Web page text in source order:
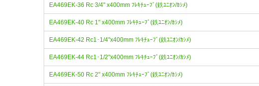
EA469EK-36 Rc 3/4" x400mm ﾌﾚｷﾁｭｰﾌﾞ(鉄ﾕﾆｵﾝ/ｶｼﾒ)
EA469EK-40 Rc 1" x400mm ﾌﾚｷﾁｭｰﾌﾞ(鉄ﾕﾆｵﾝ/ｶｼﾒ)
EA469EK-42 Rc1･1/4"x400mm ﾌﾚｷﾁｭｰﾌﾞ(鉄ﾕﾆｵﾝ/ｶｼﾒ)
EA469EK-44 Rc1･1/2"x400mm ﾌﾚｷﾁｭｰﾌﾞ(鉄ﾕﾆｵﾝ/ｶｼﾒ)
EA469EK-50 Rc 2" x400mm ﾌﾚｷﾁｭｰﾌﾞ(鉄ﾕﾆｵﾝ/ｶｼﾒ)